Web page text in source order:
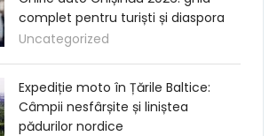
complet pentru turiști și diaspora
Uncategorized
Expediție moto în Țările Baltice:
Câmpii nesfârșite și liniștea
pădurilor nordice